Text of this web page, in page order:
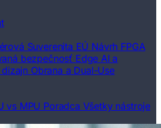
Suverenita EÚ Návrh FPGA
bezpečnosť Edge AI a
Obrana a Dual-Use
vs MPU Poradca Všetky nástroje